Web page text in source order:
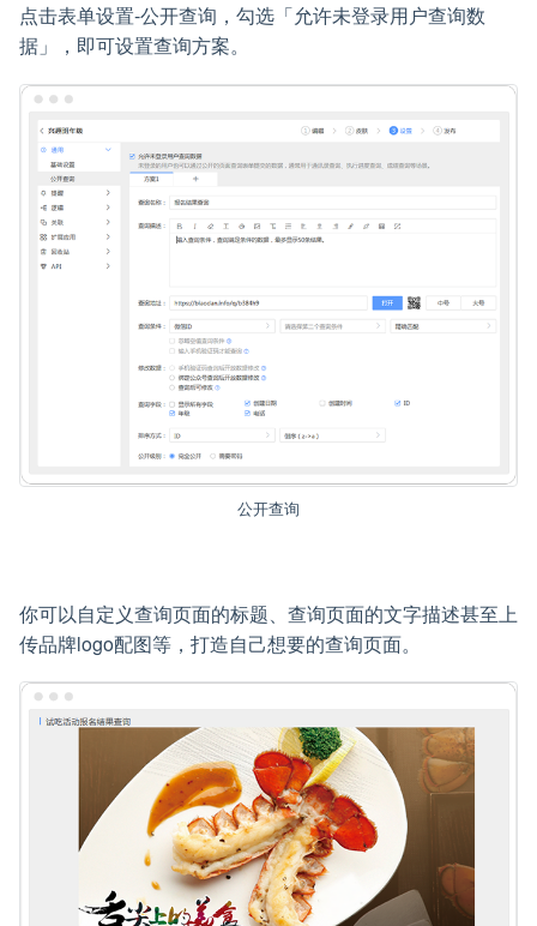
点击表单设置-公开查询，勾选「允许未登录用户查询数
据」，即可设置查询方案。
公开查询
你可以自定义查询页面的标题、查询页面的文字描述甚至上
传品牌logo配图等，打造自己想要的查询页面。